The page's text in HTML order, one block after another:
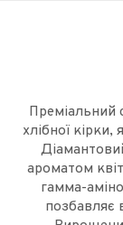
Преміальний
хлібної
ароматом
гамма-
позбавляє